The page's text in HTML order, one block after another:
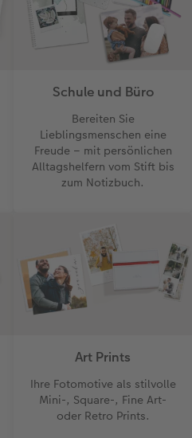
Schule und Büro
Bereiten Sie
Lieblingsmenschen eine
Freude – mit persönlichen
Alltagshelfern vom Stift bis
zum Notizbuch.
Art Prints
Ihre Fotomotive als stilvolle
Mini-, Square-, Fine Art-
oder Retro Prints.